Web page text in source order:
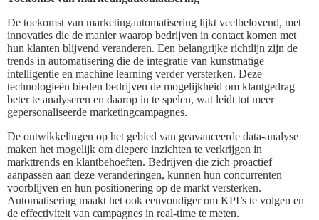
De toekomst van marketingautomatisering lijkt veelbelovend, met
innovaties die de manier waarop bedrijven in contact komen met
hun klanten blijvend veranderen. Een belangrijke richtlijn zijn de
trends in automatisering die de integratie van kunstmatige
intelligentie en machine learning verder versterken. Deze
technologieën bieden bedrijven de mogelijkheid om klantgedrag
beter te analyseren en daarop in te spelen, wat leidt tot meer
gepersonaliseerde marketingcampagnes.
De ontwikkelingen op het gebied van geavanceerde data-analyse
maken het mogelijk om diepere inzichten te verkrijgen in
markttrends en klantbehoeften. Bedrijven die zich proactief
aanpassen aan deze veranderingen, kunnen hun concurrenten
voorblijven en hun positionering op de markt versterken.
Automatisering maakt het ook eenvoudiger om KPI’s te volgen en
de effectiviteit van campagnes in real-time te meten.